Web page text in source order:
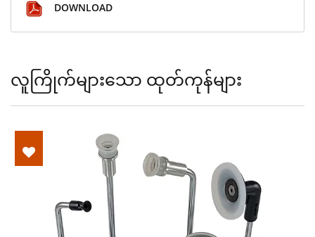
DOWNLOAD
လူကြိုက်များသော ထုတ်ကုန်များ